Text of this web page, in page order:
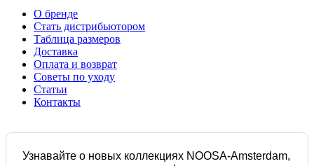
О бренде
Стать дистрибьютором
Таблица размеров
Доставка
Оплата и возврат
Советы по уходу
Статьи
Контакты
Узнавайте о новых коллекциях NOOSA-Amsterdam,